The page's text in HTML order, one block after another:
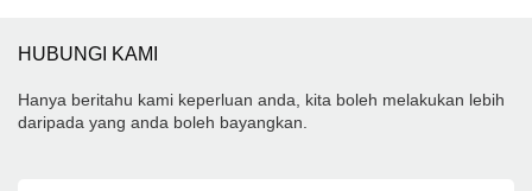
HUBUNGI KAMI
Hanya beritahu kami keperluan anda, kita boleh melakukan lebih
daripada yang anda boleh bayangkan.